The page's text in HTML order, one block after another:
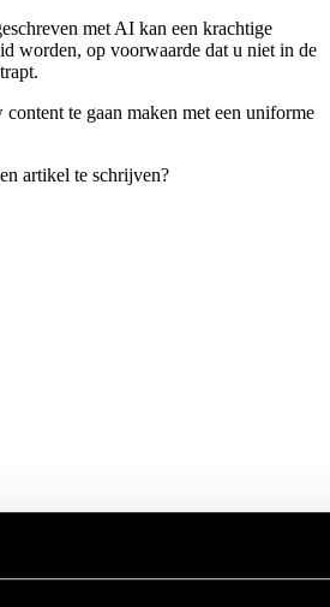
met AI kan een krachtige
worden, op voorwaarde dat u niet in de
content te gaan maken met een uniforme
artikel te schrijven?